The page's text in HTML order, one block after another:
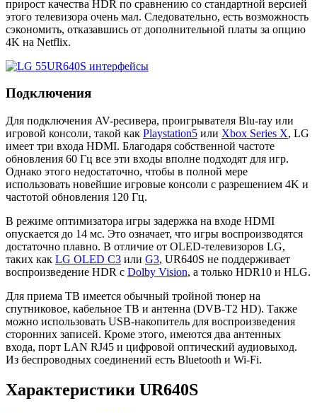
прирост качества HDR по сравнению со стандартной версией
этого телевизора очень мал. Следовательно, есть возможность
сэкономить, отказавшись от дополнительной платы за опцию
4K на Netflix.
Подключения
Для подключения AV-ресивера, проигрывателя Blu-ray или
игровой консоли, такой как Playstation5 или Xbox Series X, LG
имеет три входа HDMI. Благодаря собственной частоте
обновления 60 Гц все эти входы вполне подходят для игр.
Однако этого недостаточно, чтобы в полной мере
использовать новейшие игровые консоли с разрешением 4K и
частотой обновления 120 Гц.
В режиме оптимизатора игры задержка на входе HDMI
опускается до 14 мс. Это означает, что игры воспроизводятся
достаточно плавно. В отличие от OLED-телевизоров LG,
таких как LG OLED C3 или G3, UR640S не поддерживает
воспроизведение HDR с Dolby Vision, а только HDR10 и HLG.
Для приема ТВ имеется обычный тройной тюнер на
спутниковое, кабельное ТВ и антенна (DVB-T2 HD). Также
можно использовать USB-накопитель для воспроизведения
сторонних записей. Кроме этого, имеются два антенных
входа, порт LAN RJ45 и цифровой оптический аудиовыход.
Из беспроводных соединений есть Bluetooth и Wi-Fi.
Характеристики UR640S